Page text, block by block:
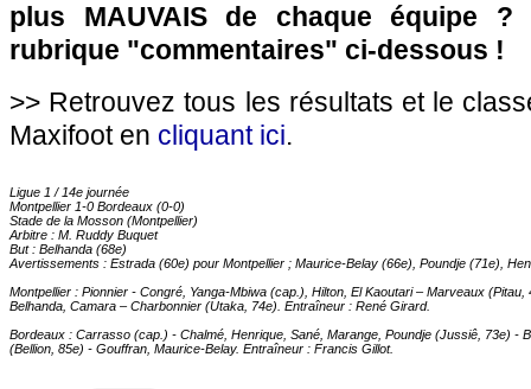
plus MAUVAIS de chaque équipe ?
rubrique "commentaires" ci-dessous !
>> Retrouvez tous les résultats et le
Maxifoot en cliquant ici.
Ligue 1 / 14e journée
Montpellier 1-0 Bordeaux (0-0)
Stade de la Mosson (Montpellier)
Arbitre : M. Ruddy Buquet
But : Belhanda (68e)
Avertissements : Estrada (60e) pour Montpellier ; Maurice-Belay (66e), Poundje (71e),
Montpellier : Pionnier - Congré, Yanga-Mbiwa (cap.), Hilton, El Kaoutari – Marveaux
Belhanda, Camara – Charbonnier (Utaka, 74e). Entraîneur : René Girard.
Bordeaux : Carrasso (cap.) - Chalmé, Henrique, Sané, Marange, Poundje (Jussiê, 73e) -
(Bellion, 85e) - Gouffran, Maurice-Belay. Entraîneur : Francis Gillot.